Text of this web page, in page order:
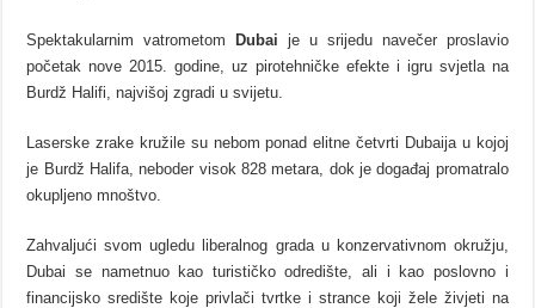
Spektakularnim vatrometom Dubai je u srijedu navečer proslavio
početak nove 2015. godine, uz pirotehničke efekte i igru svjetla na
Burdž Halifi, najvišoj zgradi u svijetu.
Laserske zrake kružile su nebom ponad elitne četvrti Dubaija u kojoj
je Burdž Halifa, neboder visok 828 metara, dok je događaj promatralo
okupljeno mnoštvo.
Zahvaljući svom ugledu liberalnog grada u konzervativnom okružju,
Dubai se nametnuo kao turističko odredište, ali i kao poslovno i
financijsko središte koje privlači tvrtke i strance koji žele živjeti na